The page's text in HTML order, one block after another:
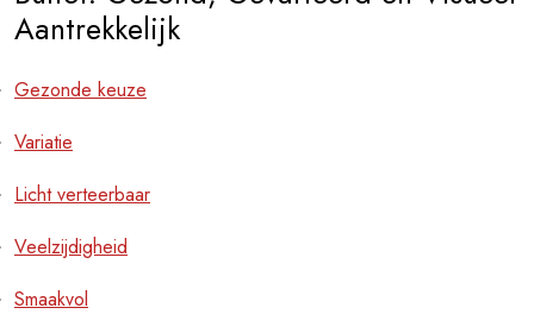
Aantrekkelijk
Gezonde keuze
Variatie
Licht verteerbaar
Veelzijdigheid
Smaakvol